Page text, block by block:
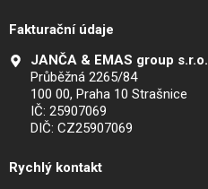
Fakturační údaje
JANČA & EMAS group s.r.o.
Průběžná 2265/84
100 00, Praha 10 Strašnice
IČ: 25907069
DIČ: CZ25907069
Rychlý kontakt